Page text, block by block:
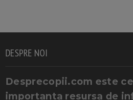
DESPRE NOI
Desprecopii.com este
importanta resursa de